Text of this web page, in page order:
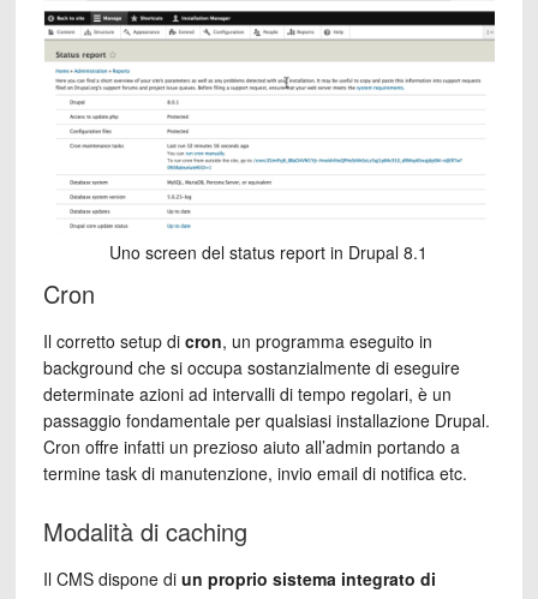
Uno screen del status report in Drupal 8.1
Cron
Il corretto setup di cron, un programma eseguito in
background che si occupa sostanzialmente di eseguire
determinate azioni ad intervalli di tempo regolari, è un
passaggio fondamentale per qualsiasi installazione Drupal.
Cron offre infatti un prezioso aiuto all’admin portando a
termine task di manutenzione, invio email di notifica etc.
Modalità di caching
Il CMS dispone di un proprio sistema integrato di